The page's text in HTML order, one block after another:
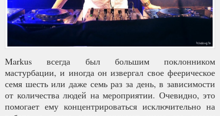
Markus всегда был большим поклонником
мастурбации, и иногда он извергал свое феерическое
семя шесть или даже семь раз за день, в зависимости
от количества людей на мероприятии. Очевидно, это
помогает ему концентрироваться исключительно на